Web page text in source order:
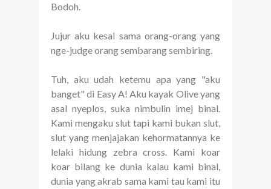
Bodoh.
Jujur aku kesal sama orang-orang yang
nge-judge orang sembarang sembiring.
Tuh, aku udah ketemu apa yang "aku
banget" di Easy A! Aku kayak Olive yang
asal nyeplos, suka nimbulin imej binal.
Kami mengaku slut tapi kami bukan slut,
slut yang menjajakan kehormatannya ke
lelaki hidung zebra cross. Kami koar
koar bilang ke dunia kalau kami binal,
dunia yang akrab sama kami tau kami itu